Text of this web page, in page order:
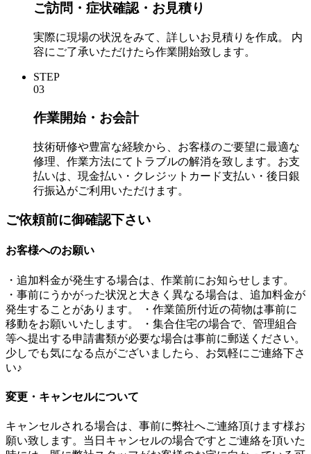
ご訪問・症状確認・お見積り
実際に現場の状況をみて、詳しいお見積りを作成。 内
容にご了承いただけたら作業開始致します。
STEP
03
作業開始・お会計
技術研修や豊富な経験から、お客様のご要望に最適な
修理、作業方法にてトラブルの解消を致します。お支
払いは、現金払い・クレジットカード支払い・後日銀
行振込がご利用いただけます。
ご依頼前に御確認下さい
お客様へのお願い
・追加料金が発生する場合は、作業前にお知らせします。
・事前にうかがった状況と大きく異なる場合は、追加料金が
発生することがあります。 ・作業箇所付近の荷物は事前に
移動をお願いいたします。 ・集合住宅の場合で、管理組合
等へ提出する申請書類が必要な場合は事前に郵送ください。
少しでも気になる点がございましたら、お気軽にご連絡下さ
い♪
変更・キャンセルについて
キャンセルされる場合は、事前に弊社へご連絡頂けます様お
願い致します。当日キャンセルの場合ですとご連絡を頂いた